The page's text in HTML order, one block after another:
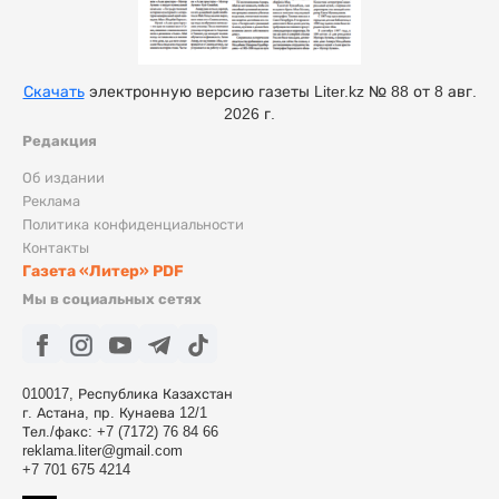
Редакция
Об издании
Реклама
Политика конфиденциальности
Контакты
Газета «Литер» PDF
Мы в социальных сетях
010017, Республика Казахстан
г. Астана, пр. Кунаева 12/1
Тел./факс: +7 (7172) 76 84 66
reklama.liter@gmail.com
+7 701 675 4214
Скачатьэлектронную версию газеты Liter.kz № 88 от 8 авг.
2026 г.